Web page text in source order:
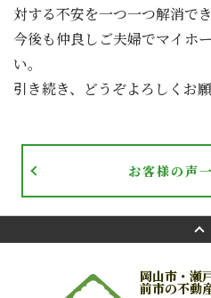
対する不安を一つ一つ解消で
今後も仲良しご夫婦でマイホ
い。
引き続き、どうぞよろしくお願
お客様の声
岡山市・瀬
前市の不動